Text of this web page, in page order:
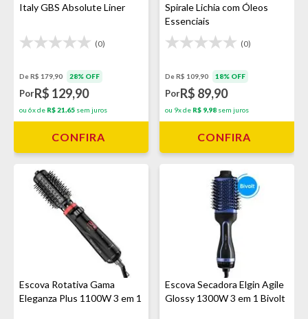
Italy GBS Absolute Liner
(0)
De R$ 179,90 28% OFF
PorR$ 129,90
ou 6x de R$ 21,65 sem juros
CONFIRA
Spirale Lichia com Óleos
Essenciais
(0)
De R$ 109,90 18% OFF
PorR$ 89,90
ou 9x de R$ 9,98 sem juros
CONFIRA
Escova Rotativa Gama
Eleganza Plus 1100W 3 em 1
Escova Secadora Elgin Agile
Glossy 1300W 3 em 1 Bivolt